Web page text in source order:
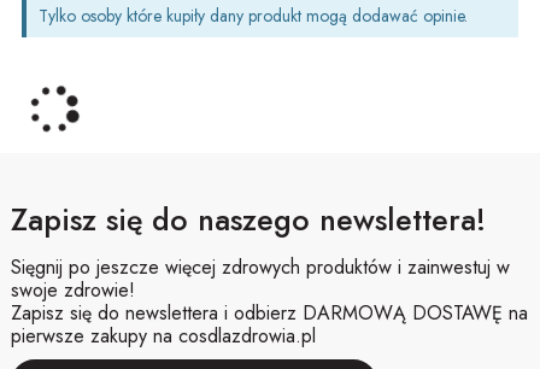
Tylko osoby które kupiły dany produkt mogą dodawać opinie.
Zapisz się do naszego newslettera!
Sięgnij po jeszcze więcej zdrowych produktów i zainwestuj w
swoje zdrowie!
Zapisz się do newslettera i odbierz DARMOWĄ DOSTAWĘ na
pierwsze zakupy na cosdlazdrowia.pl